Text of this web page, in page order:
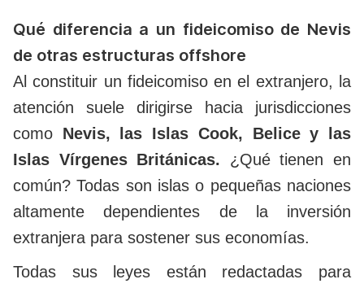
Qué diferencia a un fideicomiso de Nevis
de otras estructuras offshore
Al constituir un fideicomiso en el extranjero, la
atención suele dirigirse hacia jurisdicciones
como Nevis, las Islas Cook, Belice y las
Islas Vírgenes Británicas. ¿Qué tienen en
común? Todas son islas o pequeñas naciones
altamente dependientes de la inversión
extranjera para sostener sus economías.
Todas sus leyes están redactadas para